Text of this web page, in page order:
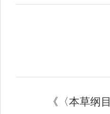
《 〈本草纲目